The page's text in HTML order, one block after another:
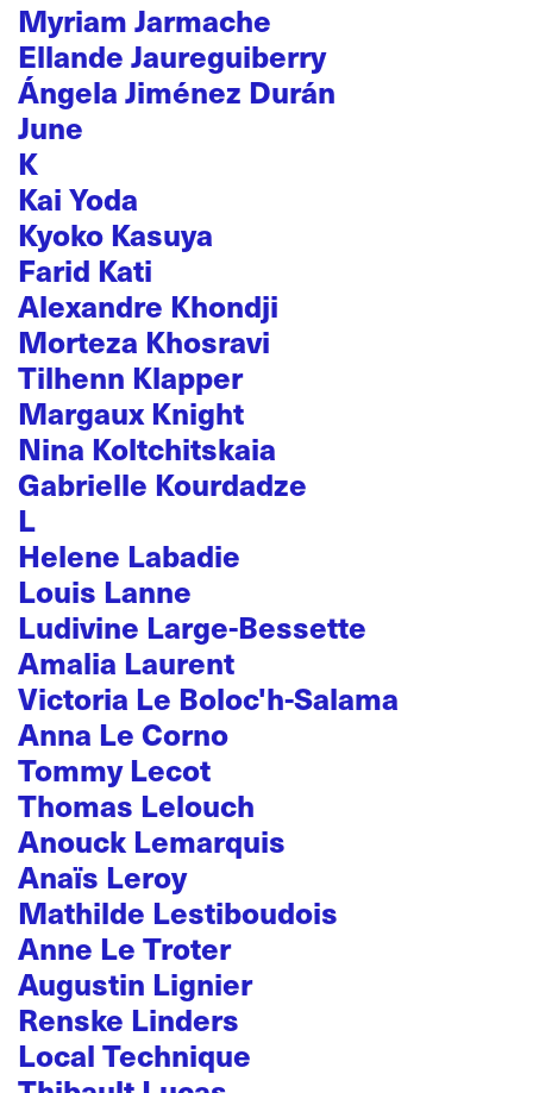
Myriam Jarmache
Ellande Jaureguiberry
Ángela Jiménez Durán
June
K
Kai Yoda
Kyoko Kasuya
Farid Kati
Alexandre Khondji
Morteza Khosravi
Tilhenn Klapper
Margaux Knight
Nina Koltchitskaia
Gabrielle Kourdadze
L
Helene Labadie
Louis Lanne
Ludivine Large-Bessette
Amalia Laurent
Victoria Le Boloc'h-Salama
Anna Le Corno
Tommy Lecot
Thomas Lelouch
Anouck Lemarquis
Anaïs Leroy
Mathilde Lestiboudois
Anne Le Troter
Augustin Lignier
Renske Linders
Local Technique